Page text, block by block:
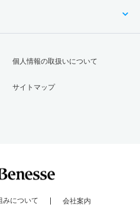
個人情報の取扱いについて
サイトマップ
みについて 会社案内